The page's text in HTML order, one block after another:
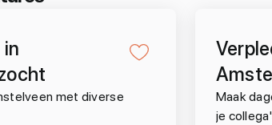
met diverse
Maak
je